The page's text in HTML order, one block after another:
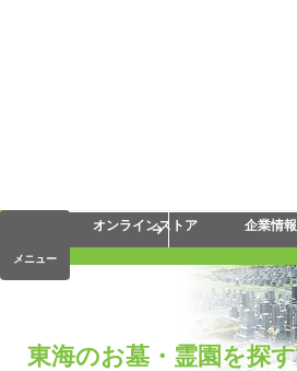
メニュー
オンラインストア
企業情報
東海のお墓・霊園を探す